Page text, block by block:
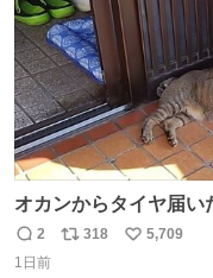
オカンからタイヤ届い
られてきたけど明らか
返
信
2
リ
318
い
5,709
1日前